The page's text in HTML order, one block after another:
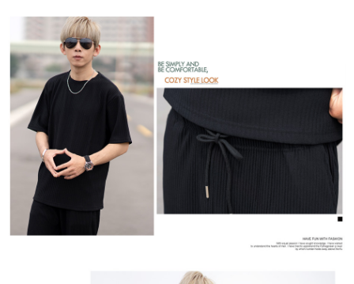
３．未成年的使用者請事先徵得法定代理人或監護人之同意方可使用
「AFTEE先享後付」，若未經同意申辦者引起之損失，本公司不負相關責
任。
４．使用「AFTEE先享後付」時，將依據個別帳號之用戶狀況，依本公司即
時審查核予不同之上限額度；若仍有額度不足之情形，本公司將視審查結果
請求用戶進行身份認證。
５．嚴禁一人註冊多個帳號或使用他人資訊註冊。若發現惡意使用之情形，
恩沛科技股份有限公司將有權停止該用戶之使用額度並採取法律行動。